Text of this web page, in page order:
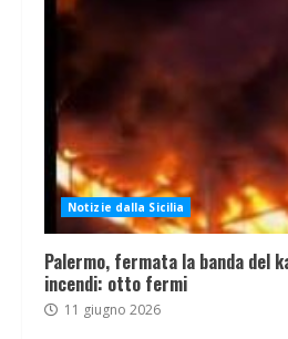
Notizie dalla Sicilia
Palermo, fermata la banda del
incendi: otto fermi
11 giugno 2026